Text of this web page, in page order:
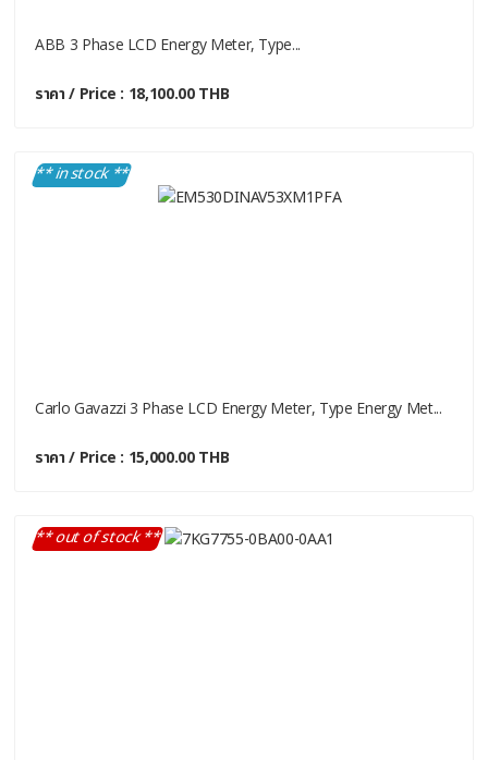
ABB 3 Phase LCD Energy Meter, Type...
ราคา / Price : 18,100.00 THB
** in stock **
Carlo Gavazzi 3 Phase LCD Energy Meter, Type Energy Met...
ราคา / Price : 15,000.00 THB
** out of stock **